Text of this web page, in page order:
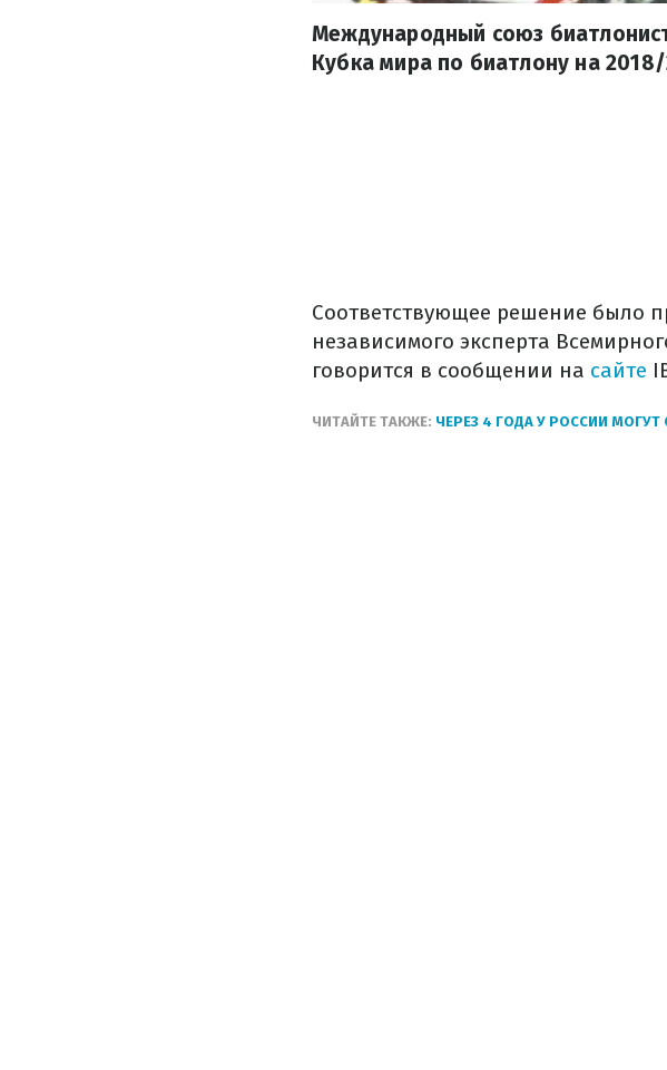
Международный союз
Кубка мира по биатлону на 2018/
Соответствующее решение было
независимого эксперта
говорится в сообщении на сайте
ЧИТАЙТЕ ТАКЖЕ: ЧЕРЕЗ 4 ГОДА У РОССИИ